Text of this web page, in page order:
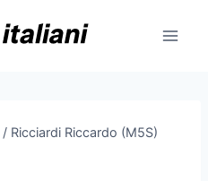
/ Ricciardi Riccardo (M5S)